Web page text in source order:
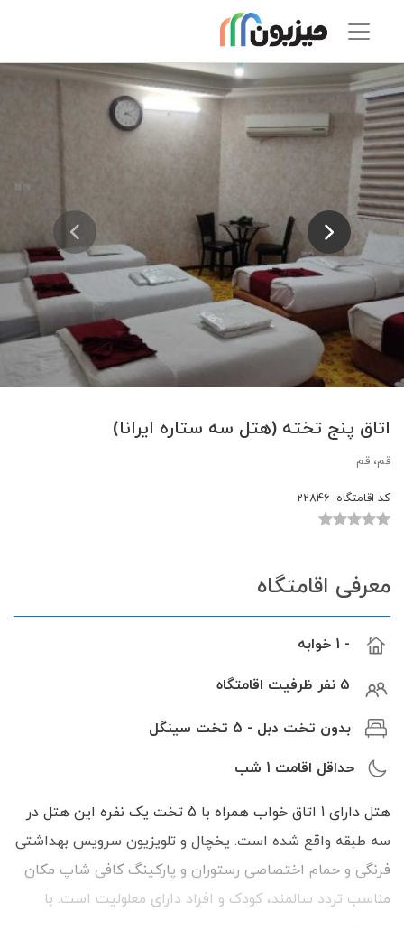
اتاق پنج تخته (هتل سه ستاره ایرانا)
قم، قم
کد اقامتگاه:
معرفی اقامتگاه
- 1 خوابه
5 نفر ظرفیت اقامتگاه
بدون تخت دبل - 5 تخت سینگل
حداقل اقامت 1 شب
هتل دارای 1 اتاق خواب همراه با 5 تخت یک نفره این هتل در
سه طبقه واقع شده است. یخچال و تلویزیون سرویس بهداشتی
فرنگی و حمام اختصاصی رستوران و پارکینگ کافی شاپ مکان
مناسب تردد سالمند، کودک و افراد دارای معلولیت است. با